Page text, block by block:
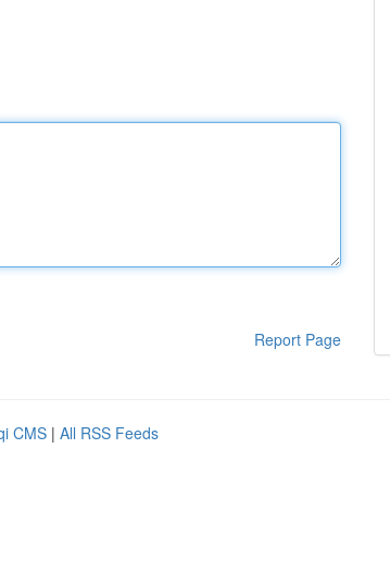
Report Page
CMS | All RSS Feeds